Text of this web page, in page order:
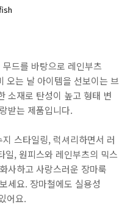
드를 바탕으로 레인부츠
오는 날 아이템을 선보이는 브
소재로 탄성이 높고 형태 변
받는 제품입니다.
스타일링, 럭셔리하면서 러
일, 원피스와 레인부츠의 믹스
사하고 사랑스러운 장마룩
세요. 장마철에도 실용성
어요.